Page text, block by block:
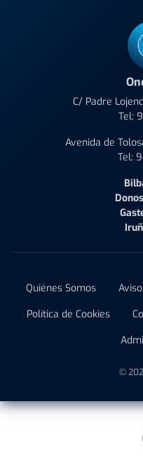
C/ Padre
Tel:
Avenida de
Tel:
Quiénes Somos
Política de Cookies
©